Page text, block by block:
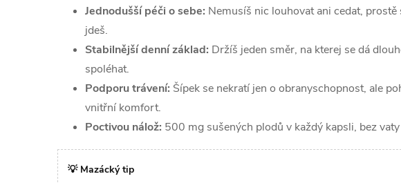
Jednodušší péči o sebe: Nemusíš nic louhovat ani cedat, prostě
jdeš.
Stabilnější denní základ: Držíš jeden směr, na kterej se dá
spoléhat.
Podporu trávení: Šípek se nekratí jen o obranyschopnost, ale
vnitřní komfort.
Poctivou nálož: 500 mg sušených plodů v každý kapsli, bez
💡 Mazácký tip